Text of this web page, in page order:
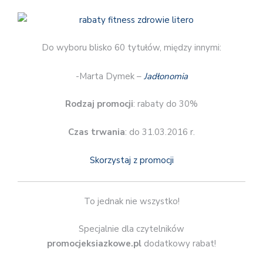
Do wyboru blisko 60 tytułów, między innymi:
-Marta Dymek –Jadłonomia
Rodzaj promocji: rabaty do 30%
Czas trwania: do 31.03.2016 r.
Skorzystaj z promocji
To jednak nie wszystko!
Specjalnie dla czytelników
promocjeksiazkowe.pl dodatkowy rabat!